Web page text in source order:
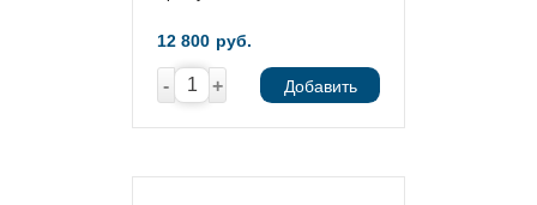
12 800 руб.
- + Добавить